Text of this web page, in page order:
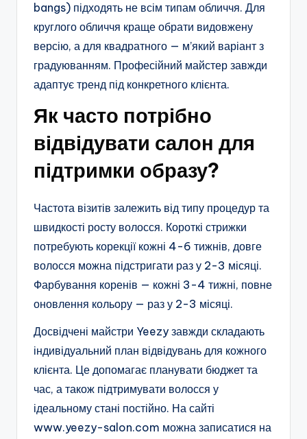
bangs) підходять не всім типам обличчя. Для
круглого обличчя краще обрати видовжену
версію, а для квадратного — м’який варіант з
градуюванням. Професійний майстер завжди
адаптує тренд під конкретного клієнта.
Як часто потрібно
відвідувати салон для
підтримки образу?
Частота візитів залежить від типу процедур та
швидкості росту волосся. Короткі стрижки
потребують корекції кожні 4-6 тижнів, довге
волосся можна підстригати раз у 2-3 місяці.
Фарбування коренів — кожні 3-4 тижні, повне
оновлення кольору — раз у 2-3 місяці.
Досвідчені майстри Yeezy завжди складають
індивідуальний план відвідувань для кожного
клієнта. Це допомагає планувати бюджет та
час, а також підтримувати волосся у
ідеальному стані постійно. На сайті
www.yeezy-salon.com можна записатися на